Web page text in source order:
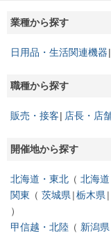
業種から探す
日用品・生活関連機器
職種から探す
販売・接客 店長・店
開催地から探す
北海道・東北 北海道
関東
茨城県 栃木県
甲信越・北陸 新潟県